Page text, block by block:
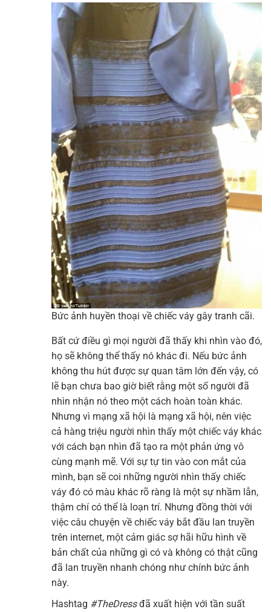
Bức ảnh huyền thoại về chiếc váy gây tranh cãi.
Bất cứ điều gì mọi người đã thấy khi nhìn vào đó,
họ sẽ không thể thấy nó khác đi. Nếu bức ảnh
không thu hút được sự quan tâm lớn đến vậy, có
lẽ bạn chưa bao giờ biết rằng một số người đã
nhìn nhận nó theo một cách hoàn toàn khác.
Nhưng vì mạng xã hội là mạng xã hội, nên việc
cả hàng triệu người nhìn thấy một chiếc váy khác
với cách bạn nhìn đã tạo ra một phản ứng vô
cùng mạnh mẽ. Với sự tự tin vào con mắt của
mình, bạn sẽ coi những người nhìn thấy chiếc
váy đó có màu khác rõ ràng là một sự nhầm lẫn,
thậm chí có thể là loạn trí. Nhưng đồng thời với
việc câu chuyện về chiếc váy bắt đầu lan truyền
trên internet, một cảm giác sợ hãi hữu hình về
bản chất của những gì có và không có thật cũng
đã lan truyền nhanh chóng như chính bức ảnh
này.
Hashtag #TheDressđã xuất hiện với tần suất